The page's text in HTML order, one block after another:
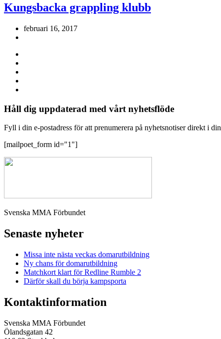
Kungsbacka grappling klubb
februari 16, 2017
Håll dig uppdaterad med vårt nyhetsflöde
Fyll i din e-postadress för att prenumerera på nyhetsnotiser direkt i
[mailpoet_form id="1"]
Svenska MMA Förbundet
Senaste nyheter
Missa inte nästa veckas domarutbildning
Ny chans för domarutbildning
Matchkort klart för Redline Rumble 2
Därför skall du börja kampsporta
Kontaktinformation
Svenska MMA Förbundet
Ölandsgatan 42